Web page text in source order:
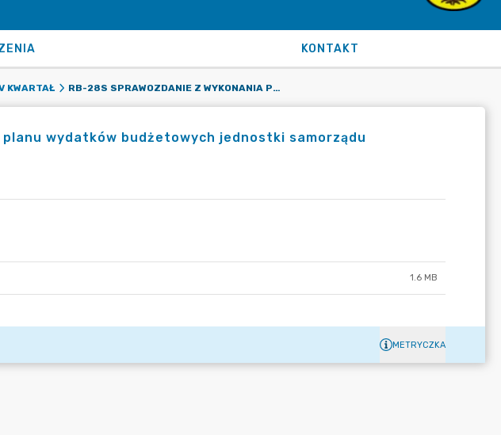
KONTAKT
KWARTAŁ RB-28S SPRAWOZDANIE Z WYKONANIA PLANU WYDATKÓW BUDŻETOWYCH JEDNOSTKI SAMORZĄDU TERYTORIALNEGO
wydatków budżetowych jednostki samorządu
1.6 MB
METRYCZKA